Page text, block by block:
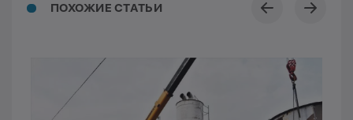
ПОХОЖИЕ СТАТЬИ